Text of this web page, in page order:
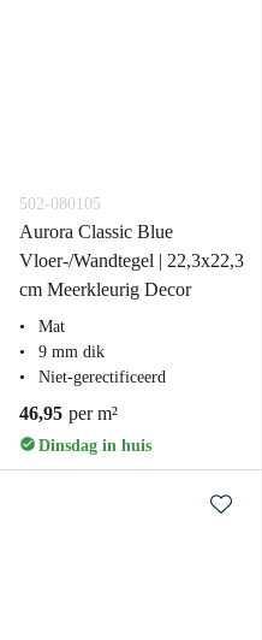
502-080105
Aurora Classic Blue
Vloer-/Wandtegel | 22,3x22,3
cm Meerkleurig Decor
Mat
9 mm dik
Niet-gerectificeerd
46,95 per m²
Dinsdag in huis